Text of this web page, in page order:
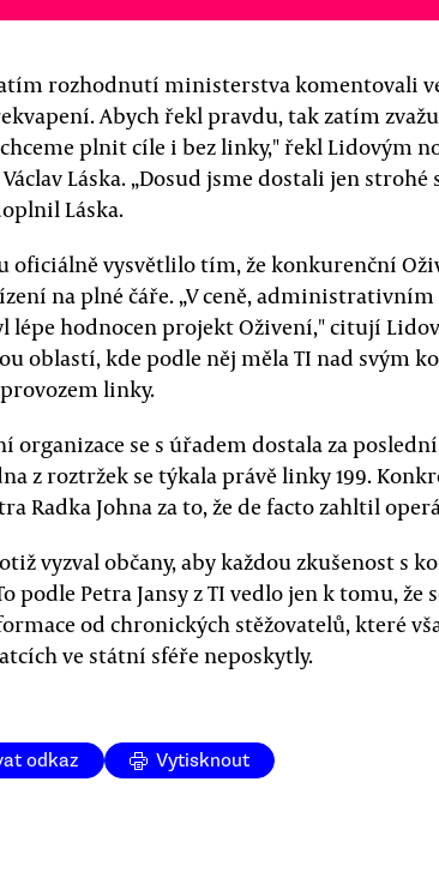
rozhodnutí ministerstva komentovali
Abych řekl pravdu, tak zatím
plnit cíle i bez linky," řekl Lidovým
Láska. „Dosud jsme dostali jen
Láska.
oficiálně vysvětlilo tím, že konkurenční
na plné čáře. „V ceně,
lépe hodnocen projekt Oživení," citují
oblastí, kde podle něj měla TI nad svým
linky.
organizace se s úřadem dostala za
z roztržek se týkala právě linky 199.
Radka Johna za to, že de facto zahltil
vyzval občany, aby každou zkušenost s
podle Petra Jansy z TI vedlo jen k tomu, že
od chronických stěžovatelů, které
ve státní sféře neposkytly.
odkaz Vytisknout